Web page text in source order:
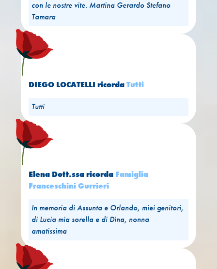
con le nostre vite. Martina Gerardo Stefano
Tamara
DIEGO LOCATELLI ricorda Tutti
Tutti
Elena Dott.ssa ricorda Famiglia
Franceschini Gurrieri
In memoria di Assunta e Orlando, miei genitori,
di Lucia mia sorella e di Dina, nonna
amatissima